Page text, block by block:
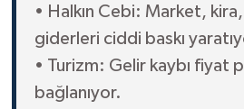
• Halkın Cebi: Market,
giderleri ciddi baskı
• Turizm: Gelir kaybı fiyat
bağlanıyor.